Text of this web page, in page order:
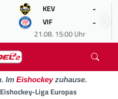
KEV -
VIF -
21.08. 15:00 Uhr
Im Eishockeyzuhause.
Liga Europas